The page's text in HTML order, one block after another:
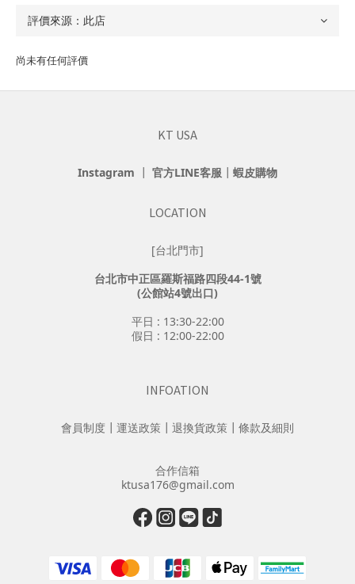
尚未有任何評價
KT USA
Instagram ┃ 官方LINE客服 ┃ 蝦皮購物
LOCATION
[台北門市]
台北市中正區羅斯福路四段44-1號
(公館站4號出口)
平日 : 13:30-22:00
假日 : 12:00-22:00
INFOATION
會員制度 ┃ 運送政策 ┃ 退換貨政策 ┃ 條款及細則
合作信箱
ktusa176@gmail.com